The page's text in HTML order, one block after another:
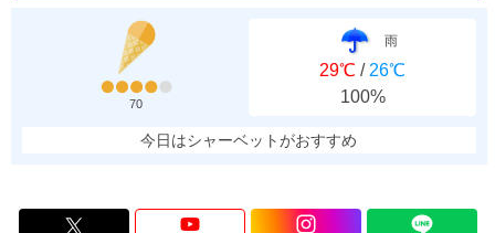
70
雨
29℃ / 26℃
100%
今日はシャーベットがおすすめ